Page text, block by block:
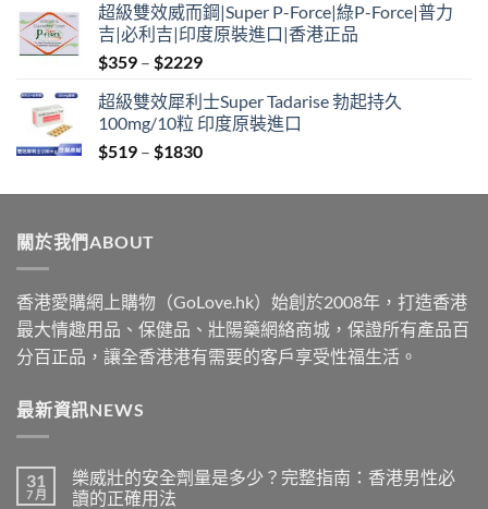
$379
through
$2229
超級雙效威而鋼|Super P-Force|綠P-Force|普力
吉|必利吉|印度原裝進口|香港正品
$359 – $2229Price
$359
through
$2229
超級雙效犀利士Super Tadarise 勃起持久
100mg/10粒 印度原裝進口
$519 – $1830Price
$519
關於我們ABOUT
香港愛購網上購物（GoLove.hk）始創於2008年，打造香港
最大情趣用品、保健品、壯陽藥網絡商城，保證所有產品百
分百正品，讓全香港港有需要的客戶享受性福生活。
最新資訊NEWS
31
7 月
樂威壯的安全劑量是多少？完整指南：香港男性必
讀的正確用法